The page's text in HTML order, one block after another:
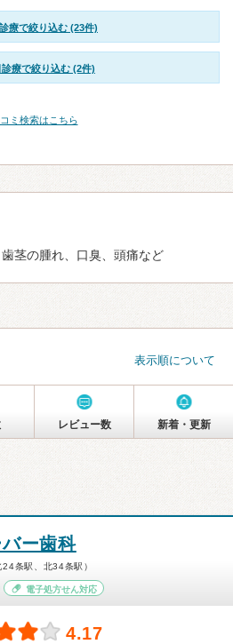
療で絞り込む (23件)
診療で絞り込む (2件)
ミ検索はこちら
茎の腫れ、口臭、頭痛など
表示順について
レビュー数 新着・更新
ー歯科
条駅、北34条駅）
電子処方せん対応
4.17